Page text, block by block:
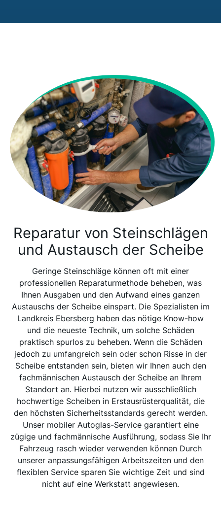
Reparatur von Steinschlägen
und Austausch der Scheibe
Geringe Steinschläge können oft mit einer
professionellen Reparaturmethode beheben, was
Ihnen Ausgaben und den Aufwand eines ganzen
Austauschs der Scheibe einspart. Die Spezialisten im
Landkreis Ebersberg haben das nötige Know-how
und die neueste Technik, um solche Schäden
praktisch spurlos zu beheben. Wenn die Schäden
jedoch zu umfangreich sein oder schon Risse in der
Scheibe entstanden sein, bieten wir Ihnen auch den
fachmännischen Austausch der Scheibe an Ihrem
Standort an. Hierbei nutzen wir ausschließlich
hochwertige Scheiben in Erstausrüsterqualität, die
den höchsten Sicherheitsstandards gerecht werden.
Unser mobiler Autoglas-Service garantiert eine
zügige und fachmännische Ausführung, sodass Sie Ihr
Fahrzeug rasch wieder verwenden können Durch
unserer anpassungsfähigen Arbeitszeiten und den
flexiblen Service sparen Sie wichtige Zeit und sind
nicht auf eine Werkstatt angewiesen.